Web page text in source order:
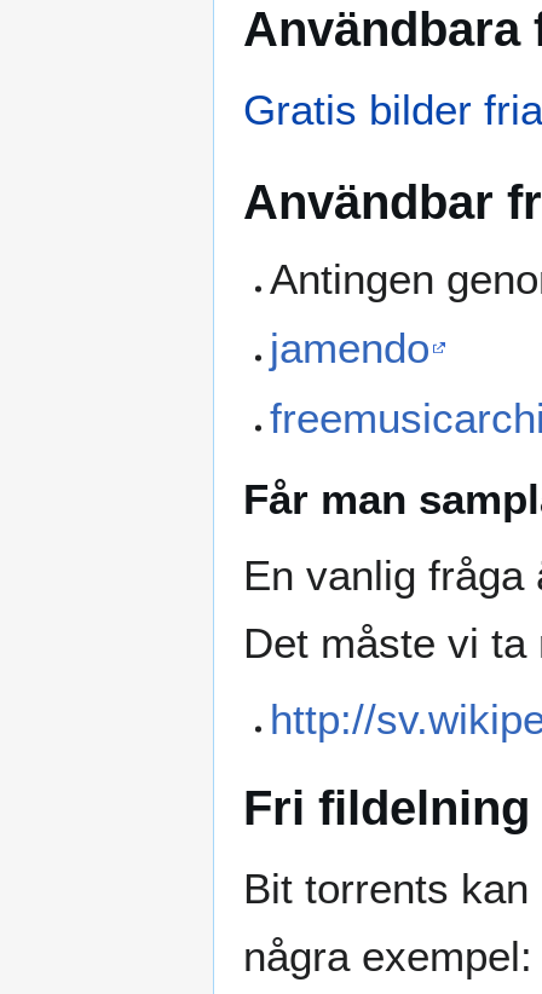
Användbara
Gratis bilder
Användbar
Antingen
jamendo
Får man
En vanlig fråga
Det måste vi ta
http://
Fri fildelning
Bit torrents
några exempel: